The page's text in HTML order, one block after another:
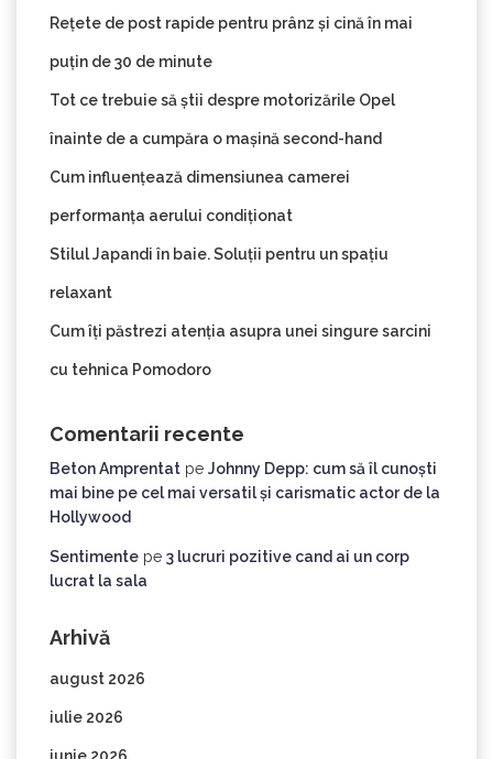
Rețete de post rapide pentru prânz și cină în mai
puțin de 30 de minute
Tot ce trebuie să știi despre motorizările Opel
înainte de a cumpăra o mașină second-hand
Cum influențează dimensiunea camerei
performanța aerului condiționat
Stilul Japandi în baie. Soluții pentru un spațiu
relaxant
Cum îți păstrezi atenția asupra unei singure sarcini
cu tehnica Pomodoro
Comentarii recente
Beton Amprentat pe Johnny Depp: cum să îl cunoști
mai bine pe cel mai versatil și carismatic actor de la
Hollywood
Sentimente pe 3 lucruri pozitive cand ai un corp
lucrat la sala
Arhivă
august 2026
iulie 2026
iunie 2026